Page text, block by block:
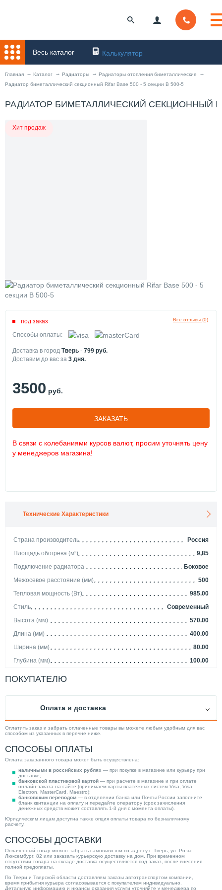
Весь каталог Калькулятор
Главная Каталог Радиаторы
Радиаторы отопления биметаллические
Радиатор биметаллический секционный Rifar Base 500 - 5 секции B 500-5
РАДИАТОР БИМЕТАЛЛИЧЕСКИЙ СЕКЦИОННЫЙ
Хит продаж
Все отзывы (0)
под заказ
Способы оплаты:
Доставка в город Тверь - 799 руб.
Доставим до вас за 3 дня.
3500 руб.
ЗАКАЗАТЬ
В связи с колебаниями курсов валют, просим уточнять цену
у менеджеров магазина!
Технические Характеристики
Страна производитель
Россия
Площадь обогрева (м²)
9,85
Подключение радиатора
Боковое
Межосевое расстояние (мм)
500
Тепловая мощность (Вт)
985.00
Стиль
Современный
Высота (мм)
570.00
Длина (мм)
400.00
Ширина (мм)
80.00
Глубина (мм)
100.00
Объем (л)
1,00
Цвет изделия
Тип радиатора
Биметаллический
Категория
ПОКУПАТЕЛЮ
Оплата и доставка
Оплатить заказ и забрать оплаченные товары вы можете любым удобным для вас
способом из указанных в перечне ниже.
СПОСОБЫ ОПЛАТЫ
Оплата заказанного товара может быть осуществлена:
наличными в российских рублях — при покупке в магазине или курьеру при
доставке;
банковской пластиковой картой — при расчете в магазине и при оплате
онлайн-заказа на сайте (принимаем карты платежных систем Visa, Visa
Electron, MasterCard, Maestro);
банковским переводом — в отделении банка или Почты России заполните
бланк квитанции на оплату и передайте оператору (срок зачисления
денежных средств может составлять 1-3 дня с момента оплаты).
Юридическим лицам доступна также опция оплаты товара по безналичному
расчету.
СПОСОБЫ ДОСТАВКИ
Оплаченный товар можно забрать самовывозом по адресу г. Тверь, ул. Розы
Люксембург, 82 или заказать курьерскую доставку на дом. При временном
отсутствии товара на складе доставка осуществляется под заказ, после внесения
полной предоплаты.
По Твери и Тверской области доставляем заказы автотранспортом компании,
время прибытия курьера согласовывается с покупателем индивидуально.
Детальную информацию и нюансы оказания услуги уточняйте у менеджера по